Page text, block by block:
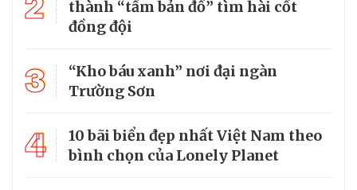
thành “tấm bản đồ” tìm hài cốt
đồng đội
3
“Kho báu xanh” nơi đại ngàn
Trường Sơn
4
10 bãi biển đẹp nhất Việt Nam theo
bình chọn của Lonely Planet